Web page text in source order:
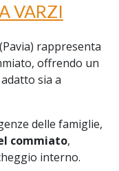
VARZI
rappresenta
offrendo un
sia a
delle famiglie,
commiato,
interno.